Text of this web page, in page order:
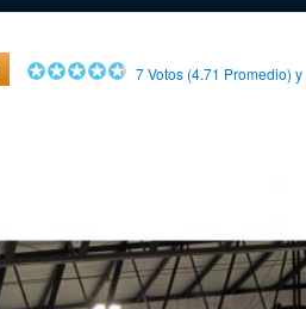
7Votos (4.71 Promedio) y